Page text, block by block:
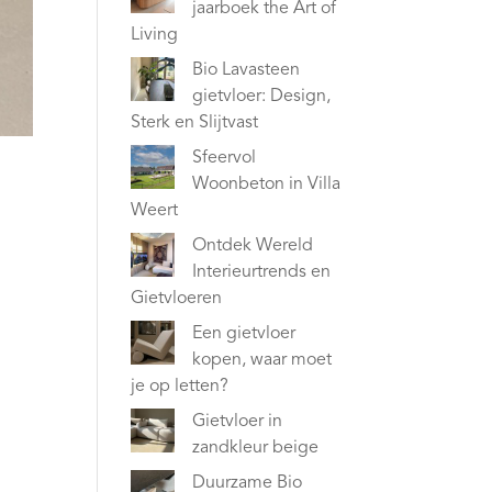
jaarboek the Art of
Living
Bio Lavasteen
gietvloer: Design,
Sterk en Slijtvast
Sfeervol
Woonbeton in Villa
Weert
Ontdek Wereld
Interieurtrends en
Gietvloeren
Een gietvloer
kopen, waar moet
je op letten?
Gietvloer in
zandkleur beige
Duurzame Bio